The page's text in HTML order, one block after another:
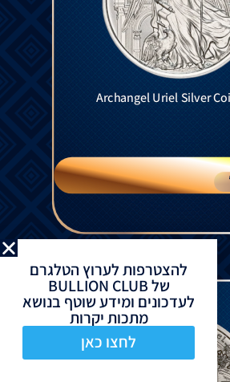
Archangel Uriel Silver
להצטרפות לערוץ הטלגרם
של BULLION CLUB
לעדכונים ומידע שוטף בנושא
מתכות יקרות
לחצו כאן